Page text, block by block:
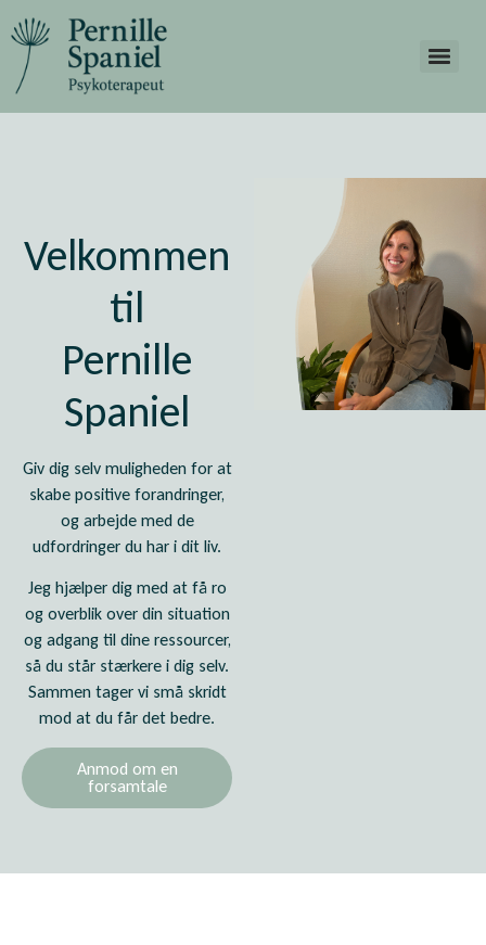
Velkommen
til
Pernille
Spaniel
Giv dig selv muligheden for at
skabe positive forandringer,
og arbejde med de
udfordringer du har i dit liv.
Jeg hjælper dig med at få ro
og overblik over din situation
og adgang til dine ressourcer,
så du står stærkere i dig selv.
Sammen tager vi små skridt
mod at du får det bedre.
Anmod om en
forsamtale